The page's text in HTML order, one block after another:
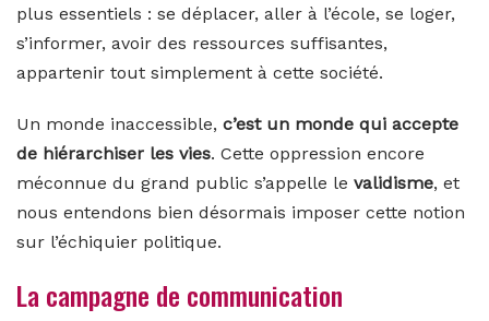
plus essentiels : se déplacer, aller à l’école, se loger,
s’informer, avoir des ressources suffisantes,
appartenir tout simplement à cette société.
Un monde inaccessible, c’est un monde qui accepte
de hiérarchiser les vies. Cette oppression encore
méconnue du grand public s’appelle le validisme, et
nous entendons bien désormais imposer cette notion
sur l’échiquier politique.
La campagne de communication